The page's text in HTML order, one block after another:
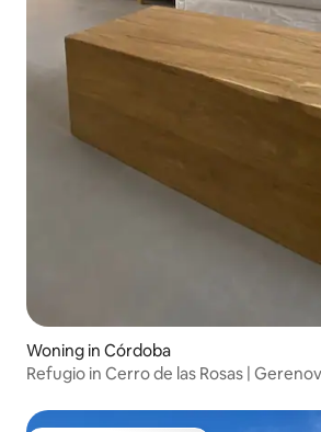
Woning in Córdoba
Refugio in Cerro de las Rosas |